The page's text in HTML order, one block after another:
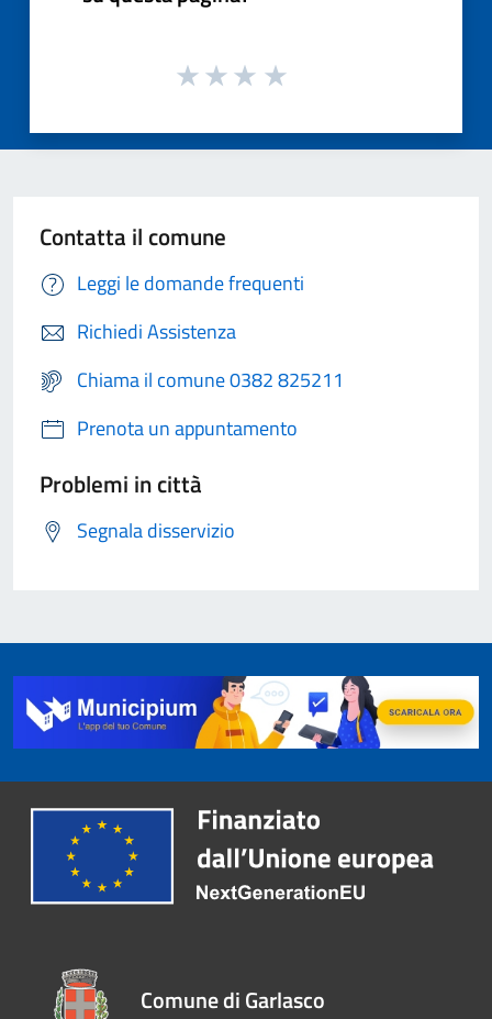
Contatta il comune
Leggi le domande frequenti
Richiedi Assistenza
Chiama il comune 0382 825211
Prenota un appuntamento
Problemi in città
Segnala disservizio
Comune di Garlasco